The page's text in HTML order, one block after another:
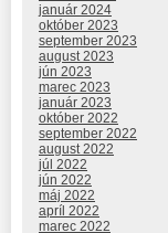
január 2024
október 2023
september 2023
august 2023
jún 2023
marec 2023
január 2023
október 2022
september 2022
august 2022
júl 2022
jún 2022
máj 2022
apríl 2022
marec 2022